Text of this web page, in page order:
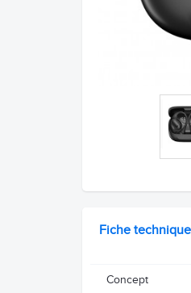
Fiche technique
Concept